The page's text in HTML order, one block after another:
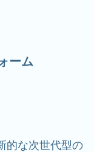
ーム
的な次世代型の